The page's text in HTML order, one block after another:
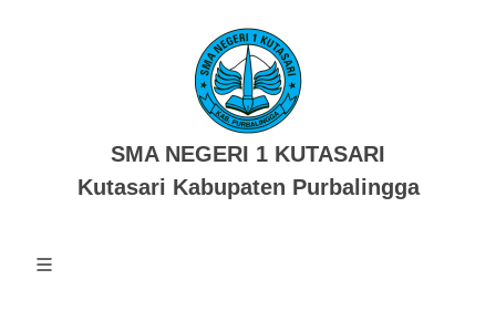
SMA NEGERI 1 KUTASARI
Kutasari Kabupaten Purbalingga